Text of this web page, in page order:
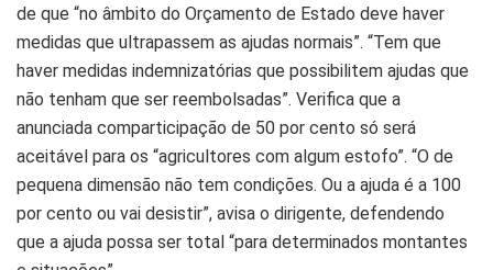
de que “no âmbito do Orçamento de Estado deve haver
medidas que ultrapassem as ajudas normais”. “Tem que
haver medidas indemnizatórias que possibilitem ajudas que
não tenham que ser reembolsadas”. Verifica que a
anunciada comparticipação de 50 por cento só será
aceitável para os “agricultores com algum estofo”. “O de
pequena dimensão não tem condições. Ou a ajuda é a 100
por cento ou vai desistir”, avisa o dirigente, defendendo
que a ajuda possa ser total “para determinados montantes